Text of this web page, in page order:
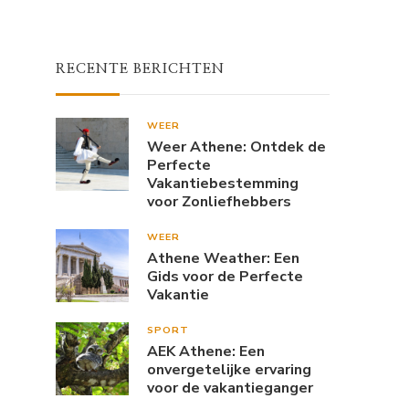
RECENTE BERICHTEN
WEER
Weer Athene: Ontdek de
Perfecte
Vakantiebestemming
voor Zonliefhebbers
WEER
Athene Weather: Een
Gids voor de Perfecte
Vakantie
SPORT
AEK Athene: Een
onvergetelijke ervaring
voor de vakantieganger